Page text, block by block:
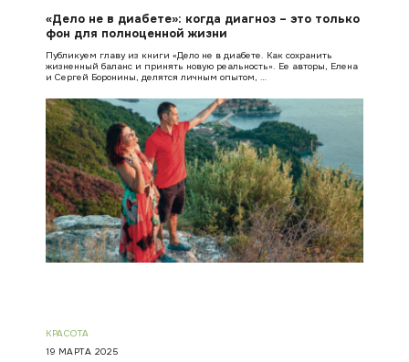
«Дело не в диабете»: когда диагноз – это только
фон для полноценной жизни
Публикуем главу из книги «Дело не в диабете. Как сохранить
жизненный баланс и принять новую реальность». Ее авторы, Елена
и Сергей Боронины, делятся личным опытом, …
КРАСОТА
19 МАРТА 2025